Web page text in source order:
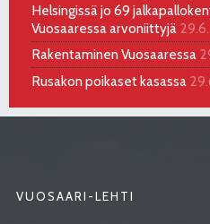
Helsingissä jo 69
Vuosaaressa arvoniittyjä
Rakentaminen Vuosaaressa
Rusakon poikaset kasassa
VUOSAARI-LEHTI